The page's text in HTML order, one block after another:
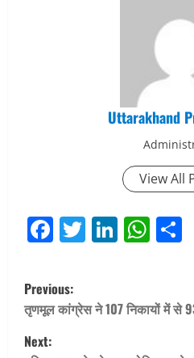
Uttarakhand
View All
Facebook
Twitter
P
o
s
Previous:
तृणमूल कांग्रेस ने 107 निकायों में से
Next: